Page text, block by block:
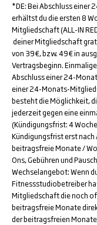
*DE: Bei Abschluss einer
erhältst du die ersten 8
Mitgliedschaft (ALL-IN
deiner Mitgliedschaft
von 39€, bzw. 49€ in
Vertragsbeginn.
Abschluss einer 24-
einer 24-Monats-
besteht die Möglichkeit,
jederzeit gegen eine
(Kündigungsfrist: 4
Kündigungsfrist erst
beitragsfreie Monate /
Ons, Gebühren und
Wechselangebot: Wenn
Fitnessstudiobetreiber
Mitgliedschaft die noch
beitragsfreie Monate
der beitragsfreien